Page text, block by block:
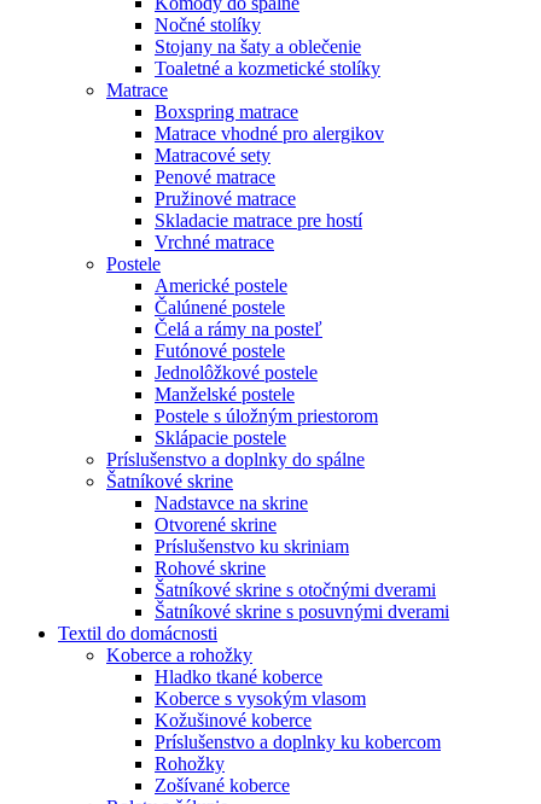
Nočné stolíky
Stojany na šaty a oblečenie
Toaletné a kozmetické stolíky
Matrace
Boxspring matrace
Matrace vhodné pro alergikov
Matracové sety
Penové matrace
Pružinové matrace
Skladacie matrace pre hostí
Vrchné matrace
Postele
Americké postele
Čalúnené postele
Čelá a rámy na posteľ
Futónové postele
Jednolôžkové postele
Manželské postele
Postele s úložným priestorom
Sklápacie postele
Príslušenstvo a doplnky do spálne
Šatníkové skrine
Nadstavce na skrine
Otvorené skrine
Príslušenstvo ku skriniam
Rohové skrine
Šatníkové skrine s otočnými dverami
Šatníkové skrine s posuvnými dverami
Textil do domácnosti
Koberce a rohožky
Hladko tkané koberce
Koberce s vysokým vlasom
Kožušinové koberce
Príslušenstvo a doplnky ku kobercom
Rohožky
Zošívané koberce